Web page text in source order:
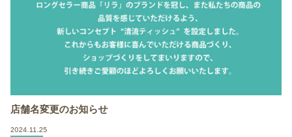
店舗名変更のお知らせ
2024.11.25